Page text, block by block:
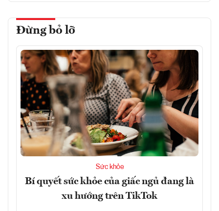
Đừng bỏ lỡ
Sức khỏe
Bí quyết sức khỏe của giấc ngủ đang là
xu hướng trên TikTok